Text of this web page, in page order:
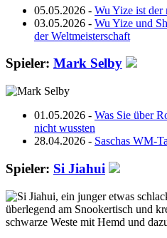
05.05.2026 - Wu Yize ist der
03.05.2026 - Wu Yize und
der Weltmeisterschaft
Spieler: Mark Selby
01.05.2026 - Was Sie über
nicht wussten
28.04.2026 - Saschas WM-
Spieler: Si Jiahui